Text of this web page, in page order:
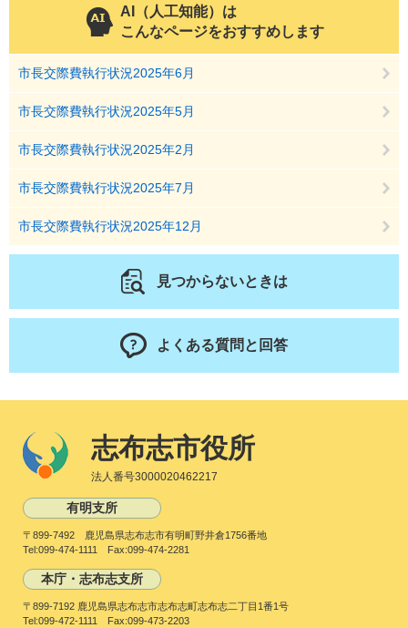
AI（人工知能）は
こんなページをおすすめします
市長交際費執行状況2025年6月
市長交際費執行状況2025年5月
市長交際費執行状況2025年2月
市長交際費執行状況2025年7月
市長交際費執行状況2025年12月
見つからないときは
よくある質問と回答
志布志市役所
法人番号3000020462217
有明支所
〒899-7492 鹿児島県志布志市有明町野井倉1756番地
Tel:099-474-1111 Fax:099-474-2281
本庁・志布志支所
〒899-7192 鹿児島県志布志市志布志町志布志二丁目1番1号
Tel:099-472-1111 Fax:099-473-2203